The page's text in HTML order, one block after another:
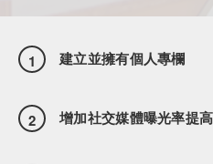
1 建立並擁有個人專欄
2 增加社交媒體曝光率提